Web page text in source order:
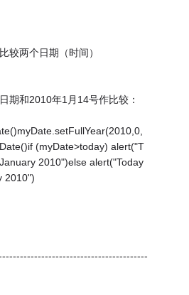
较两个日期（时间）
期和2010年1月14号作比较：
(myDate>today) alert("T
2010")else alert("Today
2010")